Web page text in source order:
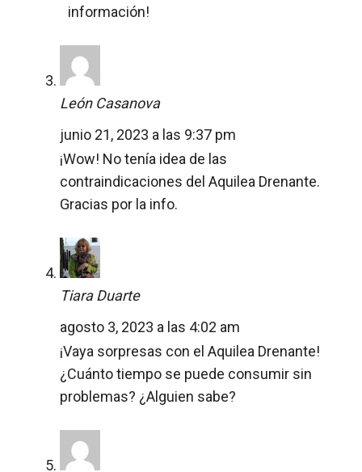
información!
León Casanova
junio 21, 2023 a las 9:37 pm
¡Wow! No tenía idea de las
contraindicaciones del Aquilea Drenante.
Gracias por la info.
Tiara Duarte
agosto 3, 2023 a las 4:02 am
¡Vaya sorpresas con el Aquilea Drenante!
¿Cuánto tiempo se puede consumir sin
problemas? ¿Alguien sabe?